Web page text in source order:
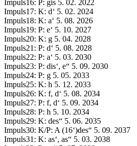
Impuls16: P: gis 5. 02. 2022
Impuls17: K: d‘ 5. 02. 2024
Impuls18: K: a‘ 5. 08. 2026
Impuls19: P: e‘ 5. 10. 2027
Impuls20: K: g 5. 04. 2028
Impuls21: P: d‘ 5. 08. 2028
Impuls22: P: a‘ 5. 03. 2030
Impuls23: P: dis‘, e“ 5. 09. 2030
Impuls24: P: g 5. 05. 2033
Impuls25: K: h 5. 12. 2033
Impuls26: K: f, d‘ 5. 08. 2034
Impuls27: P: f, d‘ 5. 09. 2034
Impuls28: P: h 5. 10. 2034
Impuls29: K: des“ 5. 06. 2035
Impuls30: K/P: A (16‘)des“ 5. 09. 2037
Impuls31: K: as‘, as“ 5. 03. 2038